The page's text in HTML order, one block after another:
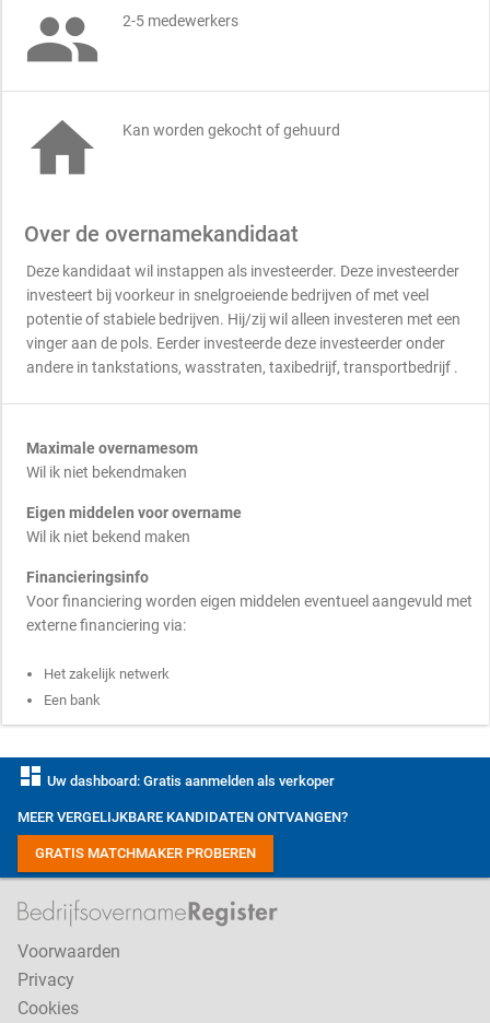
 2-5 medewerkers
 Kan worden gekocht of gehuurd
Over de overnamekandidaat
Deze kandidaat wil instappen als investeerder. Deze investeerder
investeert bij voorkeur in snelgroeiende bedrijven of met veel
potentie of stabiele bedrijven. Hij/zij wil alleen investeren met een
vinger aan de pols. Eerder investeerde deze investeerder onder
andere in tankstations, wasstraten, taxibedrijf, transportbedrijf .
Maximale overnamesom
Wil ik niet bekendmaken
Eigen middelen voor overname
Wil ik niet bekend maken
Financieringsinfo
Voor financiering worden eigen middelen eventueel aangevuld met
externe financiering via:
Het zakelijk netwerk
Een bank
dashboard Uw dashboard: Gratis aanmelden als verkoper
MEER VERGELIJKBARE KANDIDATEN ONTVANGEN?
GRATIS MATCHMAKER PROBEREN
Voorwaarden
Privacy
Cookies